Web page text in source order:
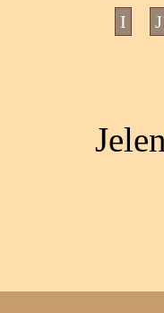
I J